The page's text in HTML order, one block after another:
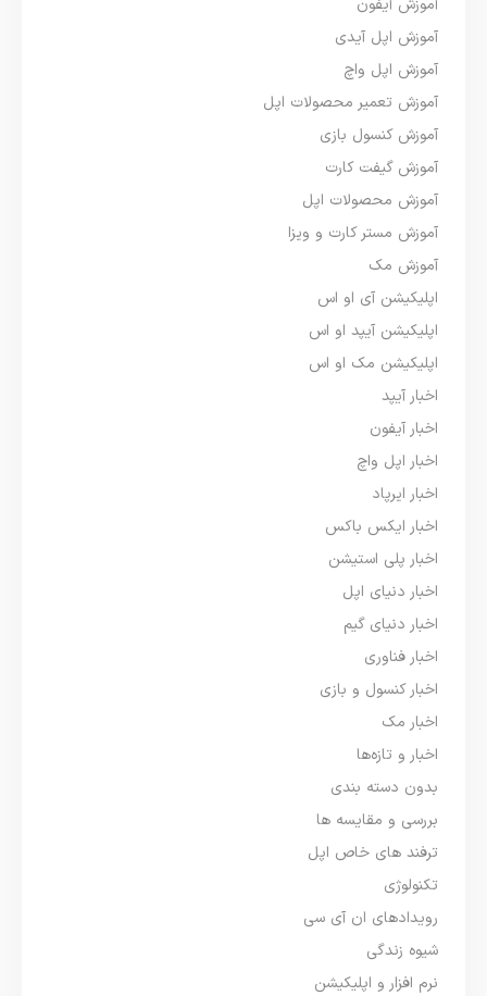
آموزش آیفون
آموزش اپل آیدی
آموزش اپل واچ
آموزش تعمیر محصولات اپل
آموزش کنسول بازی
آموزش گیفت کارت
آموزش محصولات اپل
آموزش مستر کارت و ویزا
آموزش مک
اپلیکیشن آی او اس
اپلیکیشن آیپد او اس
اپلیکیشن مک او اس
اخبار آیپد
اخبار آیفون
اخبار اپل واچ
اخبار ایرپاد
اخبار ایکس باکس
اخبار پلی استیشن
اخبار دنیای اپل
اخبار دنیای گیم
اخبار فناوری
اخبار کنسول و بازی
اخبار مک
اخبار و تازه‌ها
بدون دسته بندی
بررسی و مقایسه ها
ترفند های خاص اپل
تکنولوژی
رویدادهای ان آی سی
شیوه زندگی
نرم افزار و اپلیکیشن